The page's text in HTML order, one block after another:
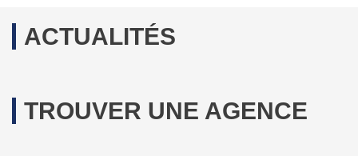
ACTUALITÉS
TROUVER UNE AGENCE